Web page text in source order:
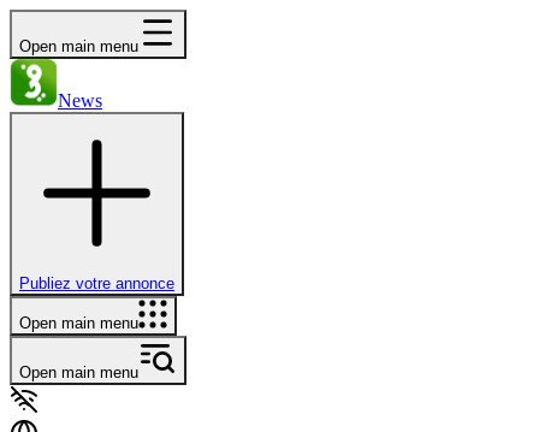
Open main menu
News
Publiez votre annonce
Open main menu
Open main menu